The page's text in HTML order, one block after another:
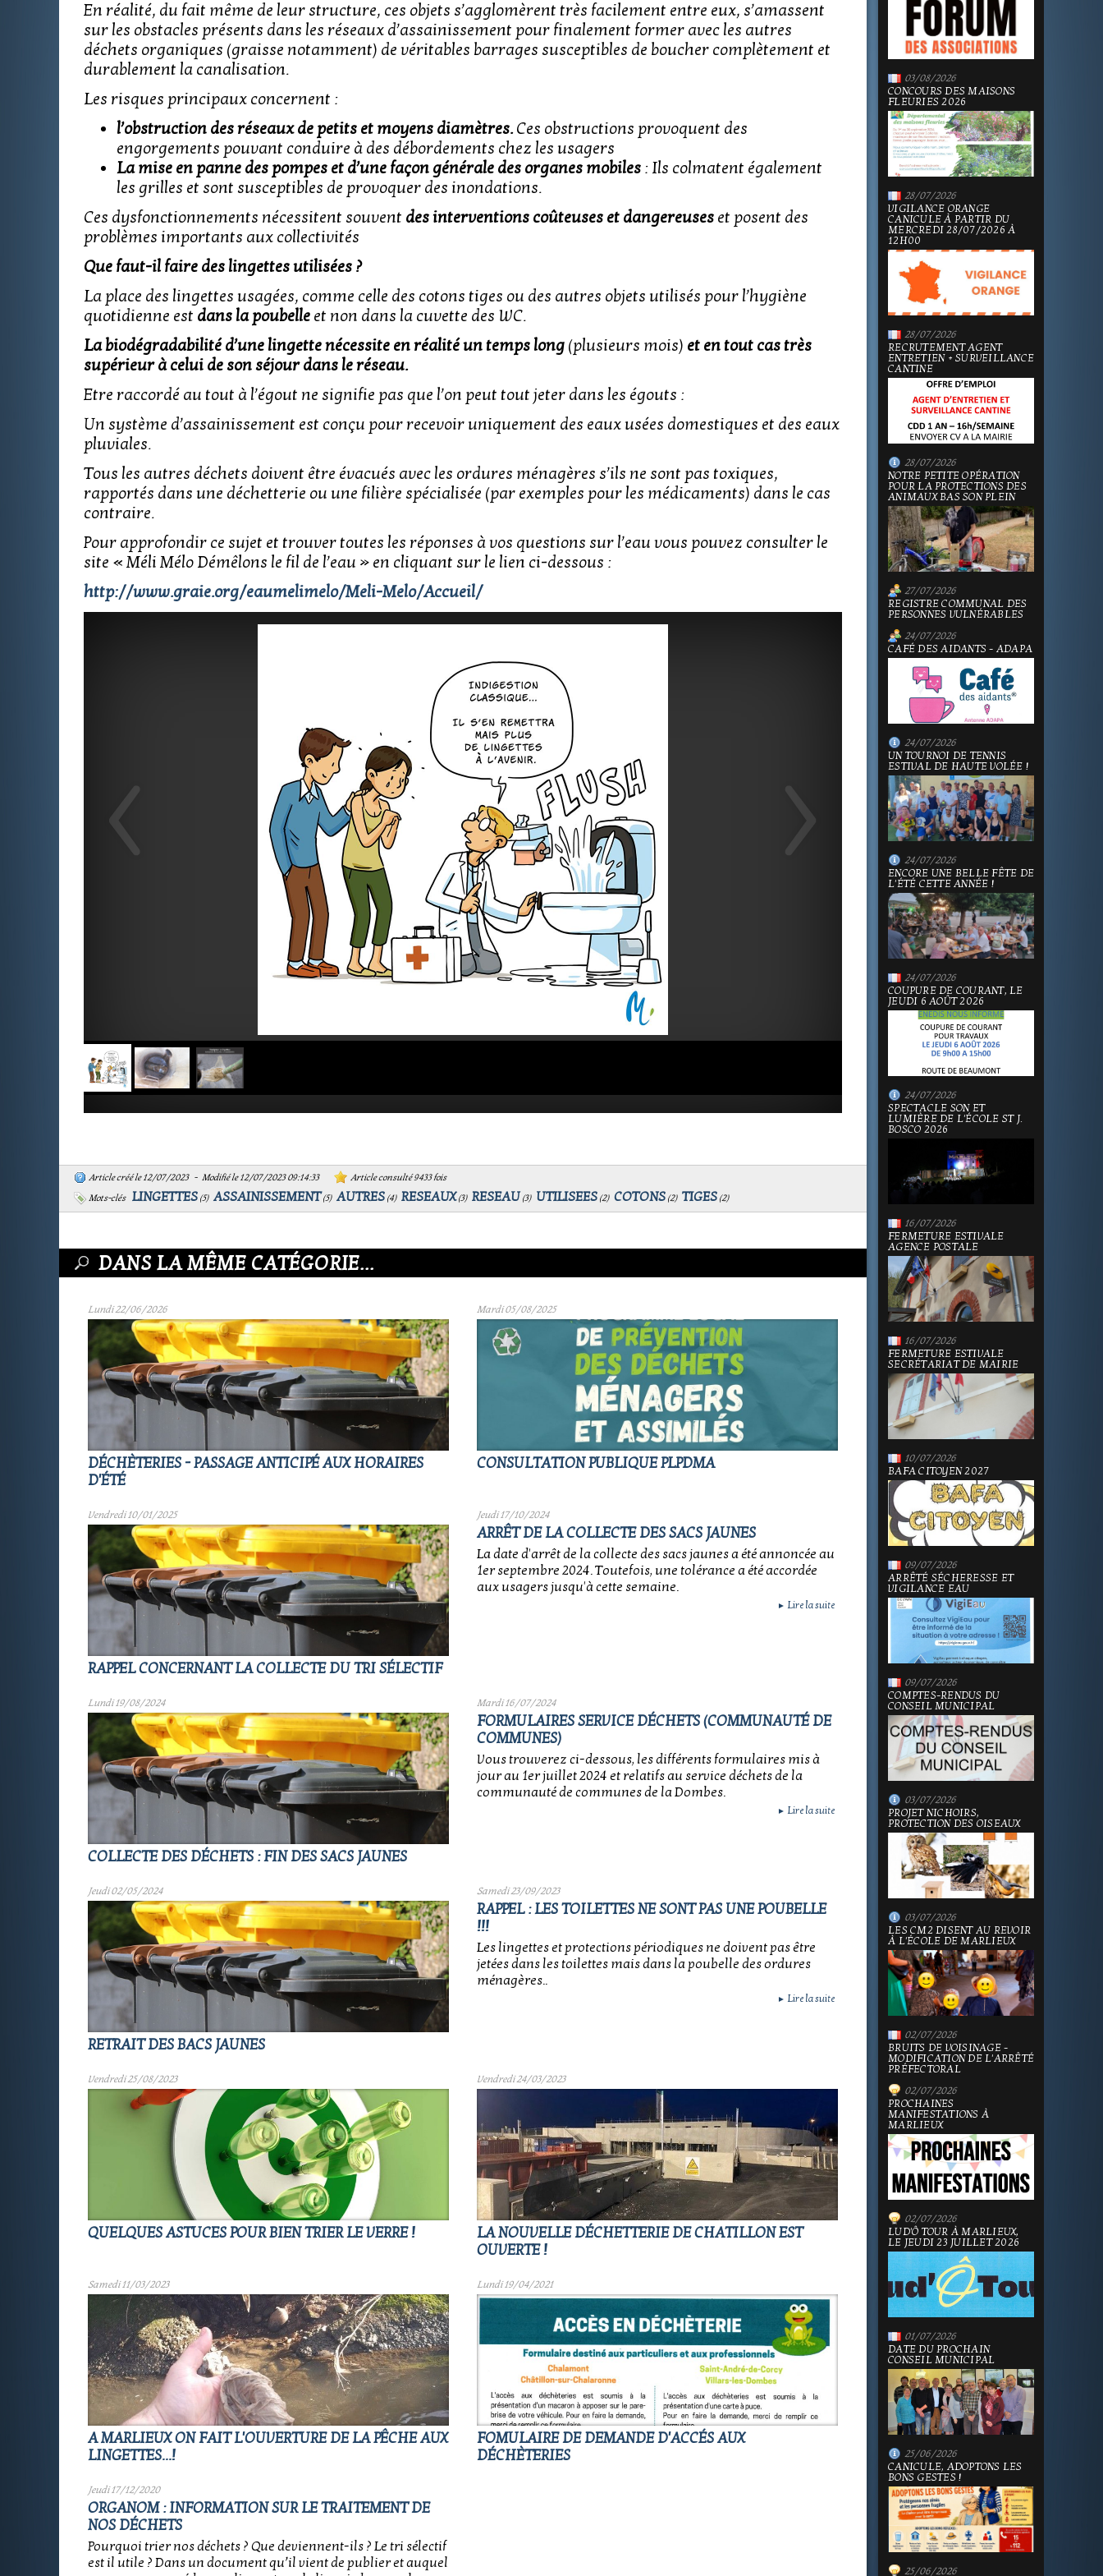
En réalité, du fait même de leur structure, ces objets s’agglomèrent très facilement entre eux, s’amassent
sur les obstacles présents dans les réseaux d’assainissement pour finalement former avec les autres
déchets organiques (graisse notamment) de véritables barrages susceptibles de boucher complètement et
durablement la canalisation.
Les risques principaux concernent :
l’obstruction des réseaux de petits et moyens diamètres.Ces obstructions provoquent des
engorgements pouvant conduire à des débordements chez les usagers
La mise en panne des pompes et d’une façon générale des organes mobiles : Ils colmatent également
les grilles et sont susceptibles de provoquer des inondations.
Ces dysfonctionnements nécessitent souvent des interventions coûteuses et dangereuses et posent des
problèmes importants aux collectivités
Que faut-il faire des lingettes utilisées ?
La place des lingettes usagées, comme celle des cotons tiges ou des autres objets utilisés pour l’hygiène
quotidienne est dans la poubelle et non dans la cuvette des WC.
La biodégradabilité d’une lingette nécessite en réalité un temps long (plusieurs mois) et en tout cas très
supérieur à celui de son séjour dans le réseau.
Etre raccordé au tout à l’égout ne signifie pas que l’on peut tout jeter dans les égouts :
Un système d’assainissement est conçu pour recevoir uniquement des eaux usées domestiques et des eaux
pluviales.
Tous les autres déchets doivent être évacués avec les ordures ménagères s’ils ne sont pas toxiques,
rapportés dans une déchetterie ou une filière spécialisée (par exemples pour les médicaments) dans le cas
contraire.
Pour approfondir ce sujet et trouver toutes les réponses à vos questions sur l’eau vous pouvez consulter le
site « Méli Mélo Démêlons le fil de l’eau » en cliquant sur le lien ci-dessous :
http://www.graie.org/eaumelimelo/Meli-Melo/Accueil/
Article créé le 12/07/2023 - Modifié le 12/07/2023 09:14:33
Article consulté 9433 fois
Mots-clés
LINGETTES (5) ASSAINISSEMENT(5) AUTRES (4) RESEAUX(3) RESEAU (3) UTILISEES (2) COTONS (2) TIGES (2)
DANS LA MÊME CATÉGORIE...
Lundi 22/06/2026
DÉCHÈTERIES - PASSAGE ANTICIPÉ AUX HORAIRES
D'ÉTÉ
Mardi 05/08/2025
CONSULTATION PUBLIQUE PLPDMA
Vendredi 10/01/2025
RAPPEL CONCERNANT LA COLLECTE DU TRI SÉLECTIF
Jeudi 17/10/2024
ARRÊT DE LA COLLECTE DES SACS JAUNES
La date d'arrêt de la collecte des sacs jaunes a été annoncée au
1er septembre 2024. Toutefois, une tolérance a été accordée
aux usagers jusqu'à cette semaine.
► Lire la suite
Lundi 19/08/2024
COLLECTE DES DÉCHETS : FIN DES SACS JAUNES
Mardi 16/07/2024
FORMULAIRES SERVICE DÉCHETS (COMMUNAUTÉ DE
COMMUNES)
Vous trouverez ci-dessous, les différents formulaires mis à
jour au 1er juillet 2024 et relatifs au service déchets de la
communauté de communes de la Dombes.
► Lire la suite
Jeudi 02/05/2024
RETRAIT DES BACS JAUNES
Samedi 23/09/2023
RAPPEL : LES TOILETTES NE SONT PAS UNE POUBELLE
!!!
Les lingettes et protections périodiques ne doivent pas être
jetées dans les toilettes mais dans la poubelle des ordures
ménagères..
► Lire la suite
Vendredi 25/08/2023
QUELQUES ASTUCES POUR BIEN TRIER LE VERRE !
Vendredi 24/03/2023
LA NOUVELLE DÉCHETTERIE DE CHATILLON EST
OUVERTE !
Samedi 11/03/2023
A MARLIEUX ON FAIT L'OUVERTURE DE LA PÊCHE AUX
LINGETTES...!
Lundi 19/04/2021
FOMULAIRE DE DEMANDE D'ACCÉS AUX
DÉCHÈTERIES
Jeudi 17/12/2020
ORGANOM : INFORMATION SUR LE TRAITEMENT DE
NOS DÉCHETS
Pourquoi trier nos déchets ? Que deviennent-ils ? Le tri sélectif
est il utile ? Dans un document qu’il vient de publier et auquel
03/08/2026
CONCOURS DES MAISONS
FLEURIES 2026
28/07/2026
VIGILANCE ORANGE
CANICULE À PARTIR DU
MERCREDI 28/07/2026 À
12H00
28/07/2026
RECRUTEMENT AGENT
ENTRETIEN + SURVEILLANCE
CANTINE
28/07/2026
NOTRE PETITE OPÉRATION
POUR LA PROTECTIONS DES
ANIMAUX BAS SON PLEIN
27/07/2026
REGISTRE COMMUNAL DES
PERSONNES VULNÉRABLES
24/07/2026
CAFÉ DES AIDANTS - ADAPA
24/07/2026
UN TOURNOI DE TENNIS
ESTIVAL DE HAUTE VOLÉE !
24/07/2026
ENCORE UNE BELLE FÊTE DE
L'ÉTÉ CETTE ANNÉE !
24/07/2026
COUPURE DE COURANT, LE
JEUDI 6 AOÛT 2026
24/07/2026
SPECTACLE SON ET
LUMIÈRE DE L'ÉCOLE ST J.
BOSCO 2026
16/07/2026
FERMETURE ESTIVALE
AGENCE POSTALE
16/07/2026
FERMETURE ESTIVALE
SECRÉTARIAT DE MAIRIE
10/07/2026
BAFA CITOYEN 2027
09/07/2026
ARRÊTÉ SÉCHERESSE ET
VIGILANCE EAU
09/07/2026
COMPTES-RENDUS DU
CONSEIL MUNICIPAL
03/07/2026
PROJET NICHOIRS,
PROTECTION DES OISEAUX
03/07/2026
LES CM2 DISENT AU REVOIR
À L'ÉCOLE DE MARLIEUX
02/07/2026
BRUITS DE VOISINAGE -
MODIFICATION DE L'ARRÊTÉ
PRÉFECTORAL
02/07/2026
PROCHAINES
MANIFESTATIONS À
MARLIEUX
02/07/2026
LUD'Ô TOUR À MARLIEUX,
LE JEUDI 23 JUILLET 2026
01/07/2026
DATE DU PROCHAIN
CONSEIL MUNICIPAL
25/06/2026
CANICULE, ADOPTONS LES
BONS GESTES !
25/06/2026